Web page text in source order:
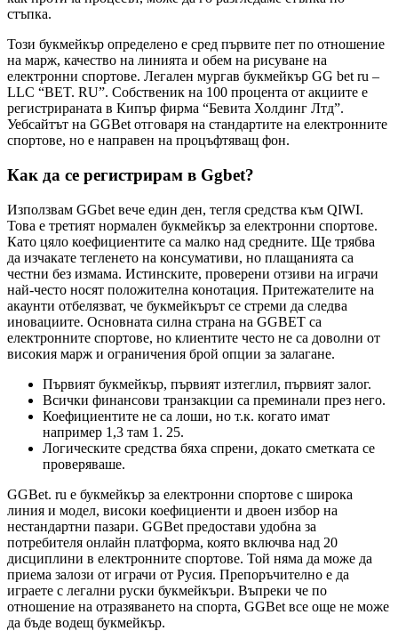
стъпка.
Този букмейкър определено е сред първите пет по отношение
на марж, качество на линията и обем на рисуване на
електронни спортове. Легален мургав букмейкър GG bet ru –
LLC “BET. RU”. Собственик на 100 процента от акциите е
регистрираната в Кипър фирма “Бевита Холдинг Лтд”.
Уебсайтът на GGBet отговаря на стандартите на електронните
спортове, но е направен на процъфтяващ фон.
Как да се регистрирам в Ggbet?
Използвам GGbet вече един ден, тегля средства към QIWI.
Това е третият нормален букмейкър за електронни спортове.
Като цяло коефициентите са малко над средните. Ще трябва
да изчакате тегленето на консумативи, но плащанията са
честни без измама. Истинските, проверени отзиви на играчи
най-често носят положителна конотация. Притежателите на
акаунти отбелязват, че букмейкърът се стреми да следва
иновациите. Основната силна страна на GGBET са
електронните спортове, но клиентите често не са доволни от
високия марж и ограничения брой опции за залагане.
Първият букмейкър, първият изтеглил, първият залог.
Всички финансови транзакции са преминали през него.
Коефициентите не са лоши, но т.к. когато имат
например 1,3 там 1. 25.
Логическите средства бяха спрени, докато сметката се
проверяваше.
GGBet. ru е букмейкър за електронни спортове с широка
линия и модел, високи коефициенти и двоен избор на
нестандартни пазари. GGBet предостави удобна за
потребителя онлайн платформа, която включва над 20
дисциплини в електронните спортове. Той няма да може да
приема залози от играчи от Русия. Препоръчително е да
играете с легални руски букмейкъри. Въпреки че по
отношение на отразяването на спорта, GGBet все още не може
да бъде водещ букмейкър.